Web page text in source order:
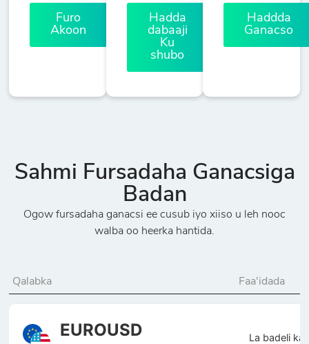
Furo
Akoon
Hadda
dabaaji
Ku
shubo
Haddda
Ganacso
Sahmi Fursadaha Ganacsiga
Badan
Ogow fursadaha ganacsi ee cusub iyo xiiso u leh nooc
walba oo heerka hantida.
Qalabka Faa'idada
EUROUSD La badeli